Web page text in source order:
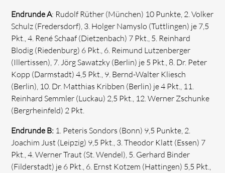
Endrunde A: Rudolf Rüther (München) 10 Punkte, 2. Volker
Schulz (Fredersdorf), 3. Holger Namyslo (Tuttlingen) je 7,5
Pkt., 4. René Schaaf (Dietzenbach) 7 Pkt., 5. Reinhard
Blodig (Riedenburg) 6 Pkt., 6. Reimund Lutzenberger
(Illertissen), 7. Jörg Sawatzky (Berlin) je 5 Pkt., 8. Dr. Peter
Kopp (Darmstadt) 4,5 Pkt., 9. Bernd-Walter Kliesch
(Berlin), 10. Dr. Matthias Kribben (Berlin) je 4 Pkt., 11.
Reinhard Semmler (Luckau) 2,5 Pkt., 12. Werner Zschunke
(Bergrheinfeld) 2 Pkt.
Endrunde B: 1. Peteris Sondors (Bonn) 9,5 Punkte, 2.
Joachim Just (Leipzig) 9,5 Pkt., 3. Theodor Klatt (Essen) 7
Pkt., 4. Werner Traut (St. Wendel), 5. Gerhard Binder
(Filderstadt) je 6 Pkt., 6. Ernst Kotzem (Hattingen) 5,5 Pkt.,